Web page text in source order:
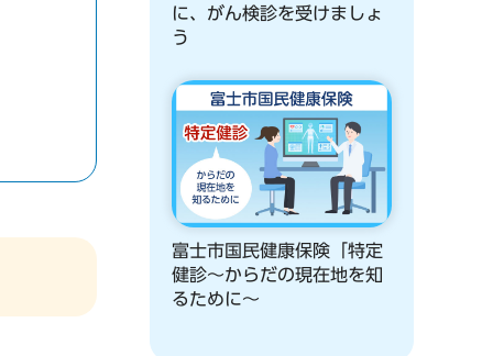
に、がん検診を受けましょ
う
富士市国民健康保険「特定
健診～からだの現在地を知
るために～